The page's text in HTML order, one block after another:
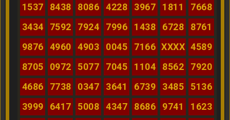
1537 8438 8086 4228 3967 1811
7668
3434
7592 7924 7996 1438 6728
8761
9876
4960 4903 0045 7166 XXXX 4589
8705
0972 5077 7045 1104 8562
7920
4686
7738 0347 3641 6739 3485
5136
3999
6417 5008 4347 8686 9741
1623